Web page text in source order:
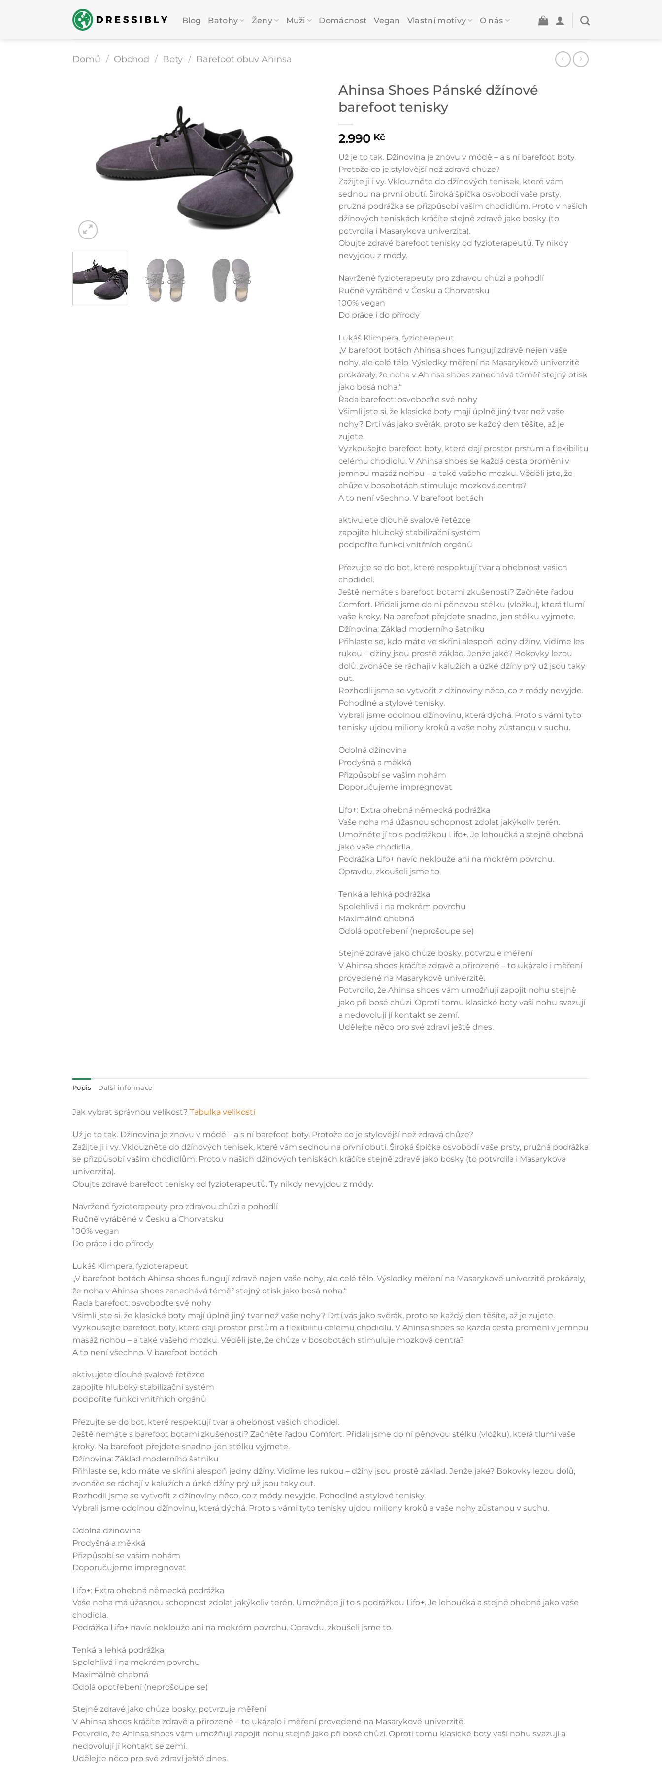
Blog Batohy Ženy Muži Domácnost Vegan Vlastní motivy O nás
Domů / Obchod / Boty / Barefoot obuv Ahinsa
Ahinsa Shoes Pánské džínové
barefoot tenisky
2.990 Kč
Už je to tak. Džínovina je znovu v módě – a s ní barefoot boty.
Protože co je stylovější než zdravá chůze?
Zažijte ji i vy. Vklouzněte do džínových tenisek, které vám
sednou na první obutí. Široká špička osvobodí vaše prsty,
pružná podrážka se přizpůsobí vašim chodidlům. Proto v našich
džínových teniskách kráčíte stejně zdravě jako bosky (to
potvrdila i Masarykova univerzita).
Obujte zdravé barefoot tenisky od fyzioterapeutů. Ty nikdy
nevyjdou z módy.
Navržené fyzioterapeuty pro zdravou chůzi a pohodlí
Ručně vyráběné v Česku a Chorvatsku
100% vegan
Do práce i do přírody
Lukáš Klimpera, fyzioterapeut
„V barefoot botách Ahinsa shoes fungují zdravě nejen vaše
nohy, ale celé tělo. Výsledky měření na Masarykově univerzitě
prokázaly, že noha v Ahinsa shoes zanechává téměř stejný otisk
jako bosá noha.“
Řada barefoot: osvoboďte své nohy
Všimli jste si, že klasické boty mají úplně jiný tvar než vaše
nohy? Drtí vás jako svěrák, proto se každý den těšíte, až je
zujete.
Vyzkoušejte barefoot boty, které dají prostor prstům a flexibilitu
celému chodidlu. V Ahinsa shoes se každá cesta promění v
jemnou masáž nohou – a také vašeho mozku. Věděli jste, že
chůze v bosobotách stimuluje mozková centra?
A to není všechno. V barefoot botách
aktivujete dlouhé svalové řetězce
zapojíte hluboký stabilizační systém
podpoříte funkci vnitřních orgánů
Přezujte se do bot, které respektují tvar a ohebnost vašich
chodidel.
Ještě nemáte s barefoot botami zkušenosti? Začněte řadou
Comfort. Přidali jsme do ní pěnovou stélku (vložku), která tlumí
vaše kroky. Na barefoot přejdete snadno, jen stélku vyjmete.
Džínovina: Základ moderního šatníku
Přihlaste se, kdo máte ve skříni alespoň jedny džíny. Vidíme les
rukou – džíny jsou prostě základ. Jenže jaké? Bokovky lezou
dolů, zvonáče se ráchají v kalužích a úzké džíny prý už jsou taky
out.
Rozhodli jsme se vytvořit z džínoviny něco, co z módy nevyjde.
Pohodlné a stylové tenisky.
Vybrali jsme odolnou džínovinu, která dýchá. Proto s vámi tyto
tenisky ujdou miliony kroků a vaše nohy zůstanou v suchu.
Odolná džínovina
Prodyšná a měkká
Přizpůsobí se vašim nohám
Doporučujeme impregnovat
Lifo+: Extra ohebná německá podrážka
Vaše noha má úžasnou schopnost zdolat jakýkoliv terén.
Umožněte jí to s podrážkou Lifo+. Je lehoučká a stejně ohebná
jako vaše chodidla.
Podrážka Lifo+ navíc neklouže ani na mokrém povrchu.
Opravdu, zkoušeli jsme to.
Tenká a lehká podrážka
Spolehlivá i na mokrém povrchu
Maximálně ohebná
Odolá opotřebení (neprošoupe se)
Stejně zdravé jako chůze bosky, potvrzuje měření
V Ahinsa shoes kráčíte zdravě a přirozeně – to ukázalo i měření
provedené na Masarykově univerzitě.
Potvrdilo, že Ahinsa shoes vám umožňují zapojit nohu stejně
jako při bosé chůzi. Oproti tomu klasické boty vaši nohu svazují
a nedovolují jí kontakt se zemí.
Udělejte něco pro své zdraví ještě dnes.
Popis Další informace
Jak vybrat správnou velikost? Tabulka velikostí
Už je to tak. Džínovina je znovu v módě – a s ní barefoot boty. Protože co je stylovější než zdravá chůze?
Zažijte ji i vy. Vklouzněte do džínových tenisek, které vám sednou na první obutí. Široká špička osvobodí vaše prsty, pružná podrážka
se přizpůsobí vašim chodidlům. Proto v našich džínových teniskách kráčíte stejně zdravě jako bosky (to potvrdila i Masarykova
univerzita).
Obujte zdravé barefoot tenisky od fyzioterapeutů. Ty nikdy nevyjdou z módy.
Navržené fyzioterapeuty pro zdravou chůzi a pohodlí
Ručně vyráběné v Česku a Chorvatsku
100% vegan
Do práce i do přírody
Lukáš Klimpera, fyzioterapeut
„V barefoot botách Ahinsa shoes fungují zdravě nejen vaše nohy, ale celé tělo. Výsledky měření na Masarykově univerzitě prokázaly,
že noha v Ahinsa shoes zanechává téměř stejný otisk jako bosá noha.“
Řada barefoot: osvoboďte své nohy
Všimli jste si, že klasické boty mají úplně jiný tvar než vaše nohy? Drtí vás jako svěrák, proto se každý den těšíte, až je zujete.
Vyzkoušejte barefoot boty, které dají prostor prstům a flexibilitu celému chodidlu. V Ahinsa shoes se každá cesta promění v jemnou
masáž nohou – a také vašeho mozku. Věděli jste, že chůze v bosobotách stimuluje mozková centra?
A to není všechno. V barefoot botách
aktivujete dlouhé svalové řetězce
zapojíte hluboký stabilizační systém
podpoříte funkci vnitřních orgánů
Přezujte se do bot, které respektují tvar a ohebnost vašich chodidel.
Ještě nemáte s barefoot botami zkušenosti? Začněte řadou Comfort. Přidali jsme do ní pěnovou stélku (vložku), která tlumí vaše
kroky. Na barefoot přejdete snadno, jen stélku vyjmete.
Džínovina: Základ moderního šatníku
Přihlaste se, kdo máte ve skříni alespoň jedny džíny. Vidíme les rukou – džíny jsou prostě základ. Jenže jaké? Bokovky lezou dolů,
zvonáče se ráchají v kalužích a úzké džíny prý už jsou taky out.
Rozhodli jsme se vytvořit z džínoviny něco, co z módy nevyjde. Pohodlné a stylové tenisky.
Vybrali jsme odolnou džínovinu, která dýchá. Proto s vámi tyto tenisky ujdou miliony kroků a vaše nohy zůstanou v suchu.
Odolná džínovina
Prodyšná a měkká
Přizpůsobí se vašim nohám
Doporučujeme impregnovat
Lifo+: Extra ohebná německá podrážka
Vaše noha má úžasnou schopnost zdolat jakýkoliv terén. Umožněte jí to s podrážkou Lifo+. Je lehoučká a stejně ohebná jako vaše
chodidla.
Podrážka Lifo+ navíc neklouže ani na mokrém povrchu. Opravdu, zkoušeli jsme to.
Tenká a lehká podrážka
Spolehlivá i na mokrém povrchu
Maximálně ohebná
Odolá opotřebení (neprošoupe se)
Stejně zdravé jako chůze bosky, potvrzuje měření
V Ahinsa shoes kráčíte zdravě a přirozeně – to ukázalo i měření provedené na Masarykově univerzitě.
Potvrdilo, že Ahinsa shoes vám umožňují zapojit nohu stejně jako při bosé chůzi. Oproti tomu klasické boty vaši nohu svazují a
nedovolují jí kontakt se zemí.
Udělejte něco pro své zdraví ještě dnes.